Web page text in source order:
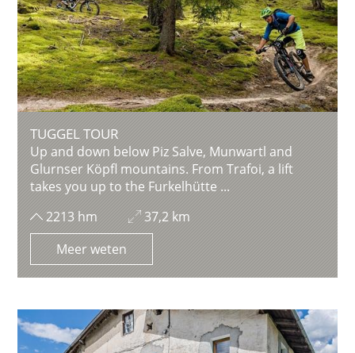
TUGGEL TOUR
Up and down below Piz Salve, Munwartl and
Glurnser Köpfl mountains. From Trafoi, a lift
takes you up to the Furkelhütte ...
2213 hm
37,2 km
Meer weten